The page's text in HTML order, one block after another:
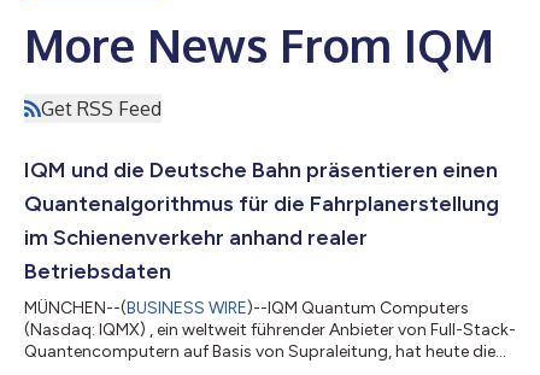
More News From IQM
Get RSS Feed
IQM und die Deutsche Bahn präsentieren einen
Quantenalgorithmus für die Fahrplanerstellung
im Schienenverkehr anhand realer
Betriebsdaten
MÜNCHEN--(BUSINESS WIRE)--IQM Quantum Computers
(Nasdaq: IQMX) , ein weltweit führender Anbieter von Full-Stack-
Quantencomputern auf Basis von Supraleitung, hat heute die